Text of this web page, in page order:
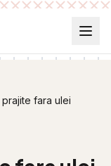
fara ulei